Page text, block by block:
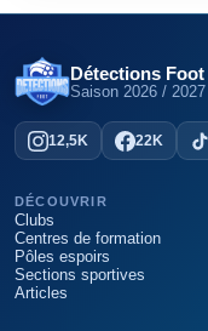
Détections Foot
Saison 2026 / 2027
12,5K 22K
DÉCOUVRIR
Clubs
Centres de formation
Pôles espoirs
Sections sportives
Articles